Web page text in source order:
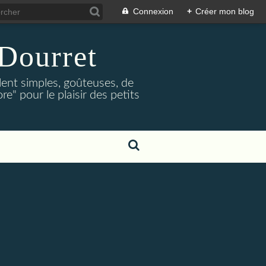
Connexion + Créer mon blog
simples, goûteuses, de
pour le plaisir des petits